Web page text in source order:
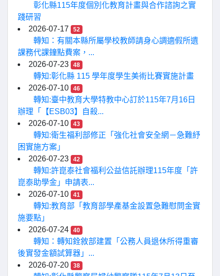
彰化縣115年度個別化教育計畫與合作諮詢之實
踐研習
2026-07-17
52
轉知：有關本縣所屬學校教師請身心調適假所遺
課務代課鐘點費案，...
2026-07-23
48
轉知:彰化縣 115 學年度學生美術比賽實施計畫
2026-07-10
46
轉知:臺中教育大學特教中心訂於115年7月16日
辦理「【ESB03】自殺...
2026-07-10
43
轉知:衛生福利部修正「強化社會安全網－急難紓
困實施方案」
2026-07-23
42
轉知:許崑泰社會福利公益信託辦理115年度「許
崑泰助學金」申請表...
2026-07-10
41
轉知:教育部「教育部學產基金設置急難慰問金實
施要點」
2026-07-24
40
轉知：轉知銓敘部建置「公務人員退休所得重審
後實發金額試算器」...
2026-07-20
38